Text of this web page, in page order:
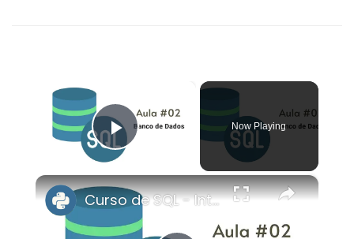
Play Video
Now Playing
×
Curso de SQL - Introdução ao banco de dado